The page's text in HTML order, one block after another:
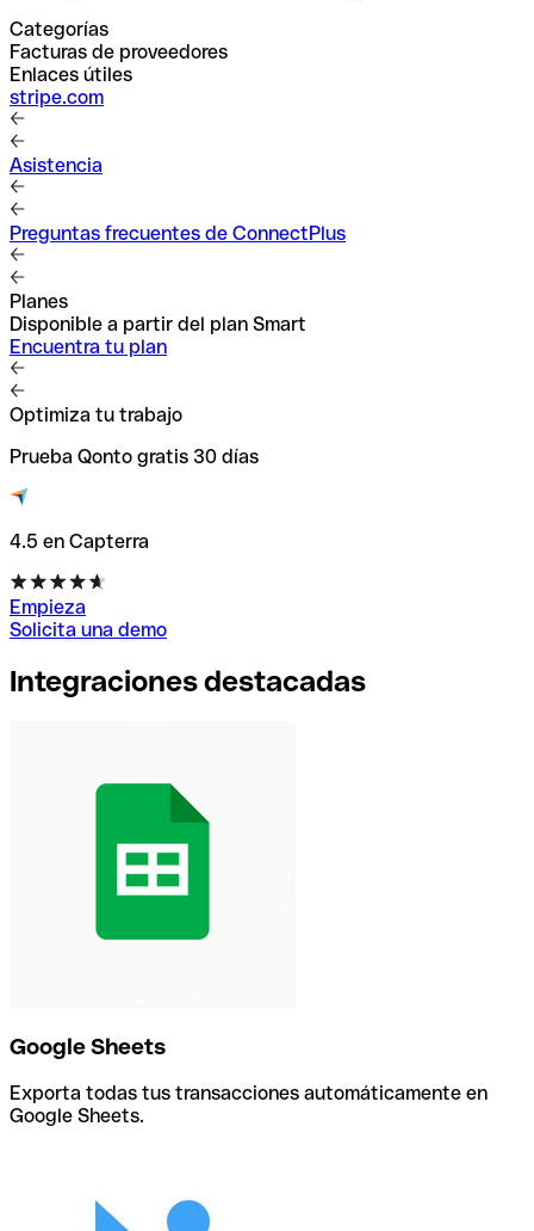
Categorías
Facturas de proveedores
Enlaces útiles
stripe.com
Asistencia
Preguntas frecuentes de ConnectPlus
Planes
Disponible a partir del plan Smart
Encuentra tu plan
Optimiza tu trabajo
Prueba Qonto gratis 30 días
4.5 en Capterra
Empieza
Solicita una demo
Integraciones destacadas
Google Sheets
Exporta todas tus transacciones automáticamente en
Google Sheets.